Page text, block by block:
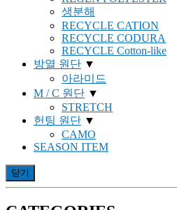
생분해
RECYCLE CATION
RECYCLE CODURA
RECYCLE Cotton-like
방열 원단 ▼
아라미드
M / C 원단 ▼
STRETCH
헌팅 원단 ▼
CAMO
SEASON ITEM
닫기